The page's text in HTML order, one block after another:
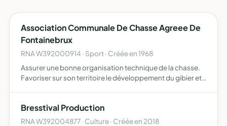
Association Communale De Chasse Agreee De
Fontainebrux
RNA W392000914 · Sport · Créée en 1968
Assurer une bonne organisation technique de la chasse.
Favoriser sur son territoire le développement du gibier et
cynégétiqu…
Bresstival Production
RNA W392004877 · Culture · Créée en 2018